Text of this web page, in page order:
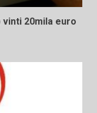
vinti 20mila euro